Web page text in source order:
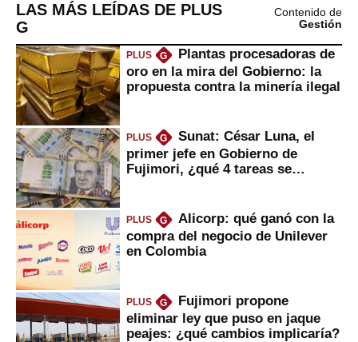
LAS MÁS LEÍDAS DE PLUS
G
Contenido de
Gestión
PLUS G
Plantas procesadoras de
oro en la mira del Gobierno: la
propuesta contra la minería ilegal
PLUS G
Sunat: César Luna, el
primer jefe en Gobierno de
Fujimori, ¿qué 4 tareas se
PLUS G
Alicorp: qué ganó con la
compra del negocio de Unilever
en Colombia
PLUS G
Fujimori propone
eliminar ley que puso en jaque
peajes: ¿qué cambios implicaría?